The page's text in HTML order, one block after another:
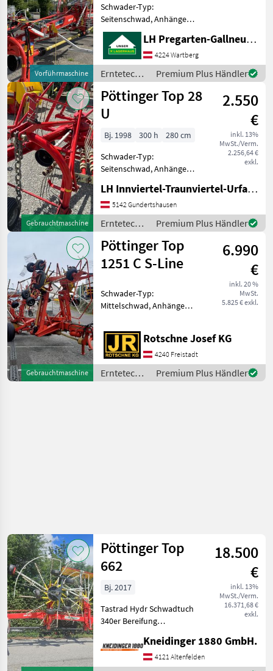
Vorführmaschine
Schwader-Typ:
Seitenschwad, Anhänge
Schwader, Beleuchtung,
Lenkachse, Tandemachse,
Zinkenverlustsicherung,
Schwadtuch
Weitwinkelgelenkwelle -
Bereifung 340/55-16 Flot. - h
LH Pregarten-Gallneukirchen, Pregarten
4224 Wartberg
Erntetechnik
Grünland /
Pöttinger
Premium Plus Händler
Gebrauchtmaschine
Pöttinger Top 28
U
2.550
€
inkl. 13%
MwSt./Verm.
2.256,64 €
exkl.
Bj. 1998 300 h
280 cm
Schwader-Typ:
Seitenschwad, Anhänge
Zinkenverlustsicherung,
Schwadtuch Der Pöttinger
Schwader ist ein
hochwertiges Modell, das
sich durch seine
LH Innviertel-Traunviertel-Urfahr eGen, Gundertshausen
5142 Gundertshausen
Erntetechnik
Grünland /
Pöttinger
Premium Plus Händler
Gebrauchtmaschine
Pöttinger Top
1251 C S-Line
6.990
€
inkl. 20 %
MwSt.
5.825 € exkl.
Schwader-Typ:
Mittelschwad, Anhänge
Tandemachse Pöttinger
Top 1251 C S-Line
Vierkreiselschwader
Arbeitsbreite von 9, 90 m
und 12, 50 m Mittelsch
Rotschne Josef KG
4240 Freistadt
Erntetechnik
Grünland /
Premium Plus Händler
Pöttinger Top
662
18.500
€
inkl. 13%
MwSt./Verm.
16.371,68 €
exkl.
Bj. 2017
Tastrad Hydr Schwadtuch
340er Bereifung
Schwader
Kneidinger 1880 GmbH.
4121 Altenfelden